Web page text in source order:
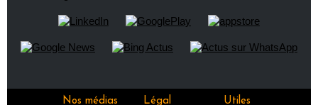
Nos médias
Légal
Utiles